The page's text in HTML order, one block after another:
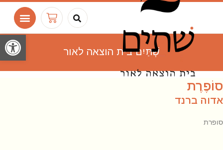
פתח
חיפוש
עגלת
קניות
שְׁתַּיִם בית הוצאה לאור
סוֹפֶרֶת
אדוה ברנד
סופרת